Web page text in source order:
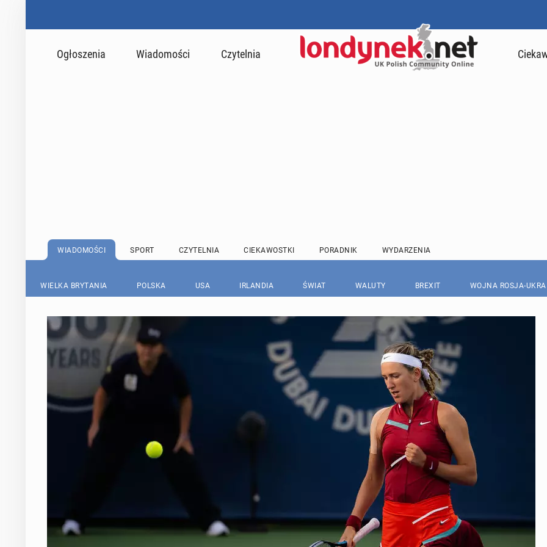
Ogłoszenia Wiadomości Czytelnia
WIADOMOŚCI SPORT CZYTELNIA CIEKAWOSTKI PORADNIK WYDARZENIA
WIELKA BRYTANIA POLSKA USA IRLANDIA ŚWIAT WALUTY BREXIT WOJNA ROSJA-